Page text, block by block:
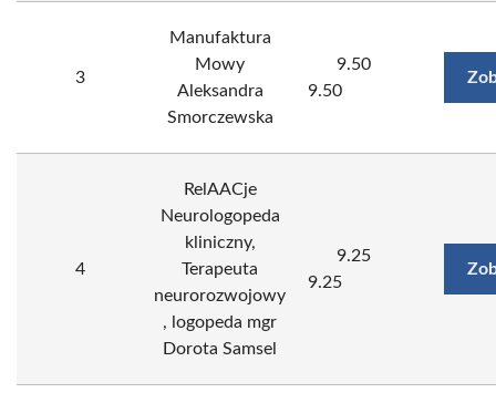
3
Manufaktura
Mowy
Aleksandra
Smorczewska
9.50
9.50
4
RelAACje
Neurologopeda
kliniczny,
Terapeuta
neurorozwojowy
, logopeda mgr
Dorota Samsel
9.25
9.25